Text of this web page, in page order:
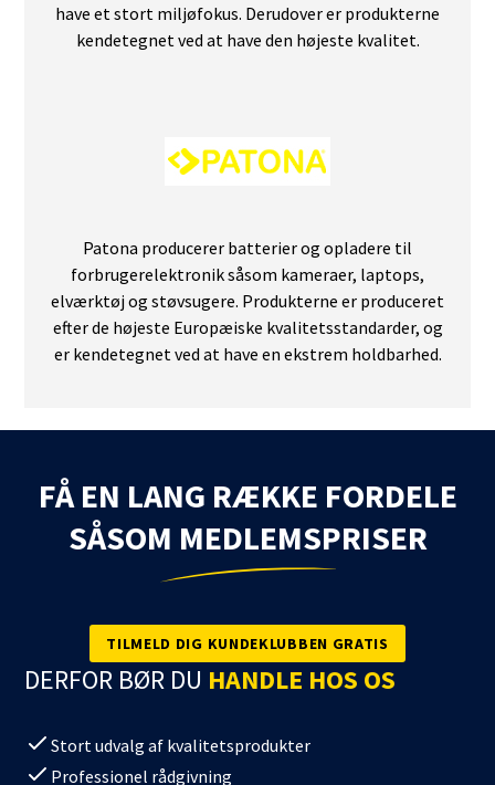
have et stort miljøfokus. Derudover er produkterne
kendetegnet ved at have den højeste kvalitet.
Patona producerer batterier og opladere til
forbrugerelektronik såsom kameraer, laptops,
elværktøj og støvsugere. Produkterne er produceret
efter de højeste Europæiske kvalitetsstandarder, og
er kendetegnet ved at have en ekstrem holdbarhed.
FÅ EN LANG RÆKKE FORDELE
SÅSOM MEDLEMSPRISER
TILMELD DIG KUNDEKLUBBEN GRATIS
DERFOR BØR DU HANDLE HOS OS
Stort udvalg af kvalitetsprodukter
Professionel rådgivning